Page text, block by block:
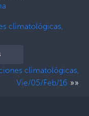
climatológicas,
climatológicas,
Vie/05/Feb/16 »»